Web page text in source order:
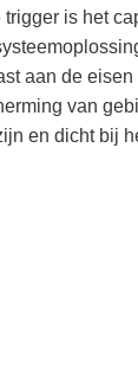
is het
aan de
van
en dicht bij